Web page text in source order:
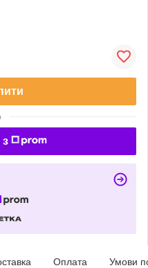
з
Оплата Умови